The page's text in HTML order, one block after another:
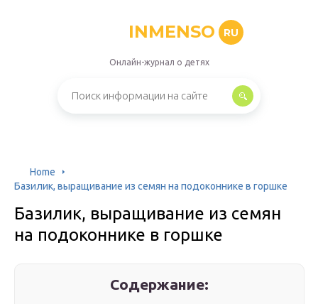
INMENSO RU
Онлайн-журнал о детях
Home
Базилик, выращивание из семян на подоконнике в горшке
Базилик, выращивание из семян
на подоконнике в горшке
Содержание: